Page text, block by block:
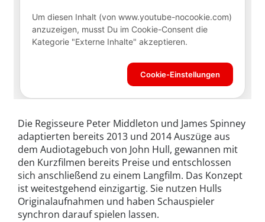
Die Regisseure Peter Middleton und James Spinney
adaptierten bereits 2013 und 2014 Auszüge aus
dem Audiotagebuch von John Hull, gewannen mit
den Kurzfilmen bereits Preise und entschlossen
sich anschließend zu einem Langfilm. Das Konzept
ist weitestgehend einzigartig. Sie nutzen Hulls
Originalaufnahmen und haben Schauspieler
synchron darauf spielen lassen.